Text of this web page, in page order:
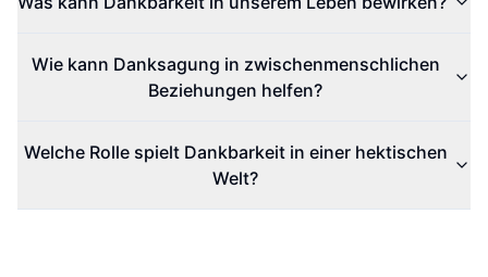
Wie kann Danksagung in zwischenmenschlichen
Beziehungen helfen?
Welche Rolle spielt Dankbarkeit in einer hektischen
Welt?